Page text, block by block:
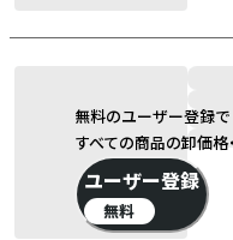
無料のユーザー登録で
すべての商品の卸価格
ユーザー登録
無料